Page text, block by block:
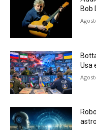
Bob
Usa